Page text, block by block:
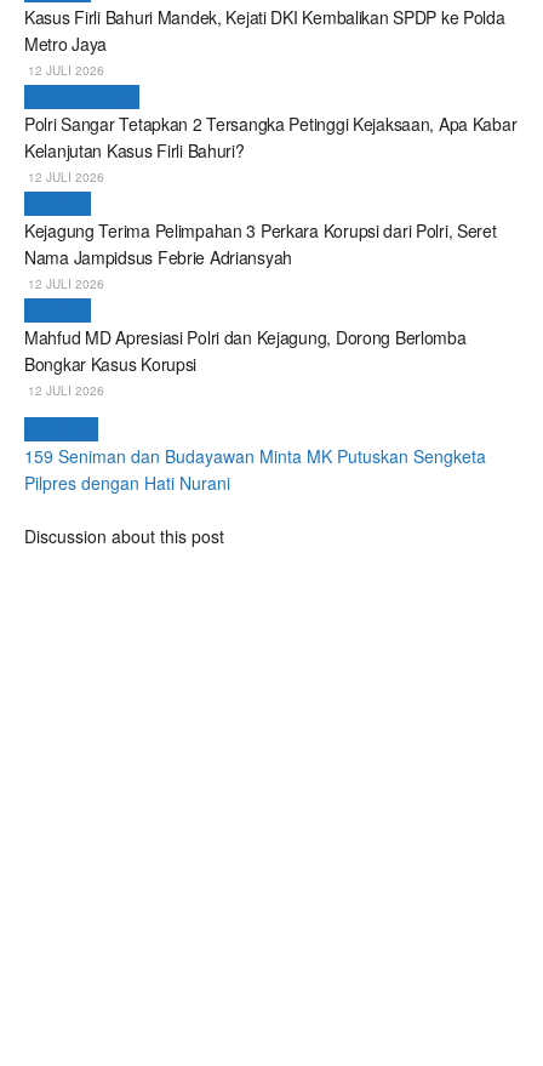
Kasus Firli Bahuri Mandek, Kejati DKI Kembalikan SPDP ke Polda
Metro Jaya
12 JULI 2026
Polri Sangar Tetapkan 2 Tersangka Petinggi Kejaksaan, Apa Kabar
Kelanjutan Kasus Firli Bahuri?
12 JULI 2026
Kejagung Terima Pelimpahan 3 Perkara Korupsi dari Polri, Seret
Nama Jampidsus Febrie Adriansyah
12 JULI 2026
Mahfud MD Apresiasi Polri dan Kejagung, Dorong Berlomba
Bongkar Kasus Korupsi
12 JULI 2026
159 Seniman dan Budayawan Minta MK Putuskan Sengketa
Pilpres dengan Hati Nurani
Discussion about this post